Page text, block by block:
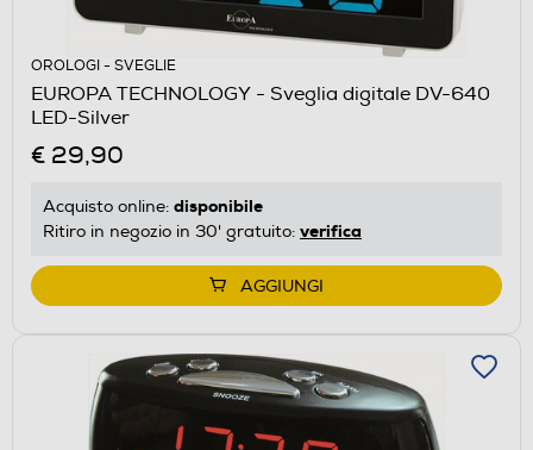
OROLOGI - SVEGLIE
EUROPA TECHNOLOGY - Sveglia digitale DV-640
LED-Silver
€ 29,90
Acquisto online: disponibile
Ritiro in negozio in 30' gratuito: verifica
AGGIUNGI